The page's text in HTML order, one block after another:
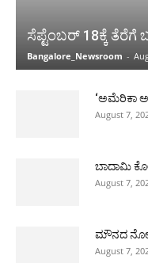
ಸೆಪ್ಟೆಂಬರ್ 18ಕ್ಕೆ
Bangalore_Newsroom -
‘ಅಮೆರಿಕಾ
August 7,
ಬಾದಾಮಿ
August 7,
ಮೌನದ
August 7,